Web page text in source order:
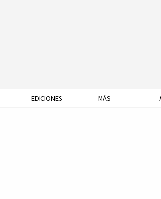
EDICIONES MÁS